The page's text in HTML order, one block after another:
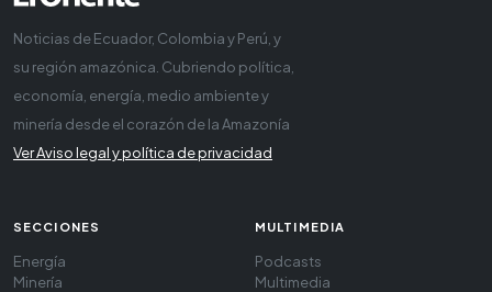
Noticias de Ecuador, Colombia y Perú, y
su región amazónica. Cubriendo política,
economía, energía, medio ambiente y
minería desde el corazón de la Amazonía
Ver Aviso legal y política de privacidad
SECCIONES
Energía
Minería
MULTIMEDIA
Podcasts
Multimedia